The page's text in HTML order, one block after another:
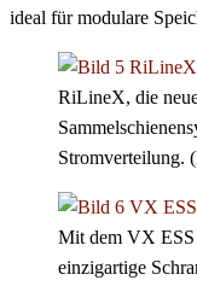
ideal für modulare
RiLineX, die
Stromverteilung.
Mit dem VX ESS
einzigartige